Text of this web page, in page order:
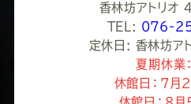
香林坊アトリオ
TEL: 076-
定休日: 香林坊ア
夏期休業
休館日：7月